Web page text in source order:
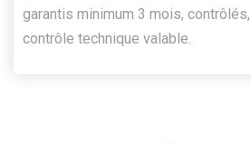
garantis minimum 3 mois,
contrôle technique valable.